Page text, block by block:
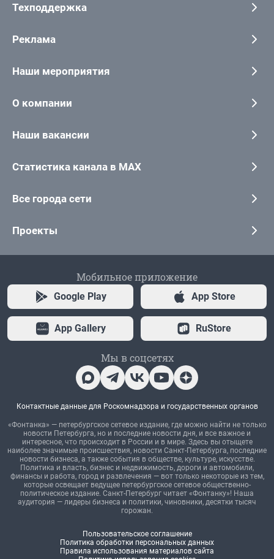
Техподдержка
Реклама
Наши мероприятия
О компании
Наши вакансии
Статистика канала в MAX
Все города сети
Проекты
Мобильное приложение
Google Play App Store
App Gallery RuStore
Мы в соцсетях
Контактные данные для Роскомнадзора и государственных органов
«Фонтанка» — петербургское сетевое издание, где можно найти не только
новости Петербурга, но и последние новости дня, и все важное и
интересное, что происходит в России и в мире. Здесь вы отыщете
наиболее значимые происшествия, новости Санкт-Петербурга, последние
новости бизнеса, а также события в обществе, культуре, искусстве.
Политика и власть, бизнес и недвижимость, дороги и автомобили,
финансы и работа, город и развлечения — вот только некоторые из тем,
которые освещает ведущее петербургское сетевое общественно-
политическое издание. Санкт-Петербург читает «Фонтанку»! Наша
аудитория — лидеры бизнеса и политики, чиновники, десятки тысяч
горожан.
Пользовательское соглашение
Политика обработки персональных данных
Правила использования материалов сайта